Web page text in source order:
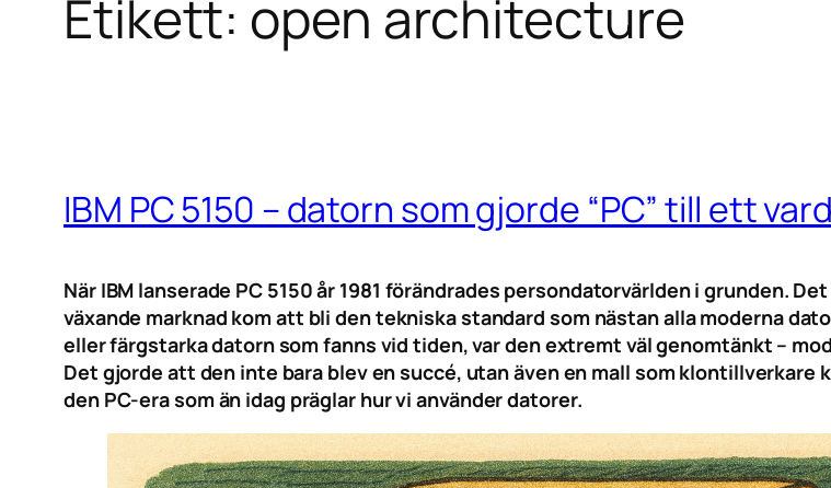
Etikett: open architecture
IBM PC 5150 – datorn som gjorde “PC” till ett
När IBM lanserade PC 5150 år 1981 förändrades persondatorvärlden i grunden.
växande marknad kom att bli den tekniska standard som nästan alla moderna
eller färgstarka datorn som fanns vid tiden, var den extremt väl genomtänkt –
Det gjorde att den inte bara blev en succé, utan även en mall som klontillverkare
den PC-era som än idag präglar hur vi använder datorer.